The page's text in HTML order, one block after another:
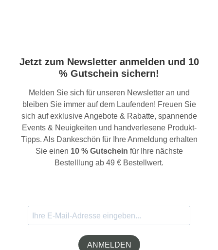
Jetzt zum Newsletter anmelden und 10
% Gutschein sichern!
Melden Sie sich für unseren Newsletter an und
bleiben Sie immer auf dem Laufenden! Freuen Sie
sich auf exklusive Angebote & Rabatte, spannende
Events & Neuigkeiten und handverlesene Produkt-
Tipps. Als Dankeschön für Ihre Anmeldung erhalten
Sie einen 10 % Gutschein für Ihre nächste
Bestelllung ab 49 € Bestellwert.
ANMELDEN